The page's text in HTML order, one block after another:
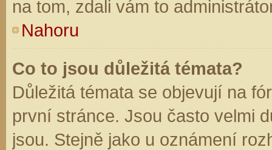
na tom, zdali vám to
Nahoru
Co to jsou důležitá témata?
Důležitá témata se objevují na
první stránce. Jsou často velmi
jsou. Stejně jako u oznámení